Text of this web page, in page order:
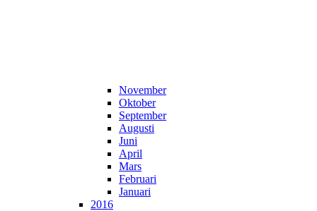
November
Oktober
September
Augusti
Juni
April
Mars
Februari
Januari
2016